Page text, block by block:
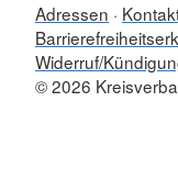
Adressen
Widerruf/
© 2026